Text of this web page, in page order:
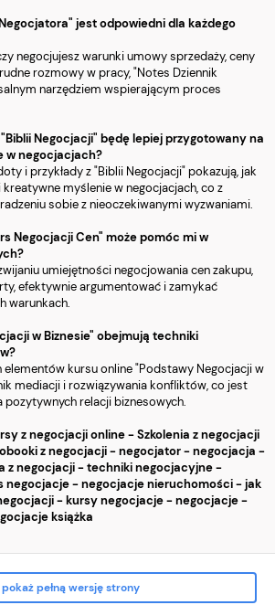
jest odpowiedni dla każdego
negocjujesz warunki umowy sprzedaży, ceny
rozmowy w pracy, "Notes Dziennik
narzędziem wspierającym proces
Negocjacji" będę lepiej przygotowany na
w negocjacjach?
i przykłady z "Biblii Negocjacji" pokazują, jak
myślenie w negocjacjach, co z
sobie z nieoczekiwanymi wyzwaniami.
Negocjacji Cen" może pomóc mi w
umiejętności negocjowania cen zakupu,
efektywnie argumentować i zamykać
warunkach.
w Biznesie" obejmują techniki
elementów kursu online "Podstawy Negocjacji w
mediacji i rozwiązywania konfliktów, co jest
pozytywnych relacji biznesowych.
z negocjacji online - Szkolenia z negocjacji
z negocjacji - negocjator - negocjacja -
z negocjacji - techniki negocjacyjne -
negocjacje - negocjacje nieruchomości - jak
- kursy negocjacje - negocjacje -
książka
pokaż pełną wersję strony